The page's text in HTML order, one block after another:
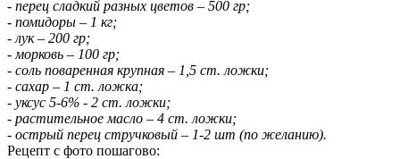
- перец сладкий разных цветов – 500 гр;
- помидоры – 1 кг;
- лук – 200 гр;
- морковь – 100 гр;
- соль поваренная крупная – 1,5 ст. ложки;
- сахар – 1 ст. ложка;
- уксус 5-6% - 2 ст. ложки;
- растительное масло – 4 ст. ложки;
- острый перец стручковый – 1-2 шт (по желанию).
Рецепт с фото пошагово: